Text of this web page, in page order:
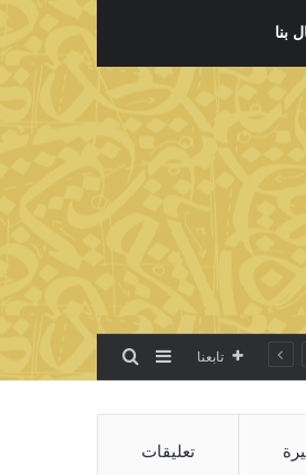
بنا
تابعنا إضافة عمود جانبي
بحث عن
تعليقات